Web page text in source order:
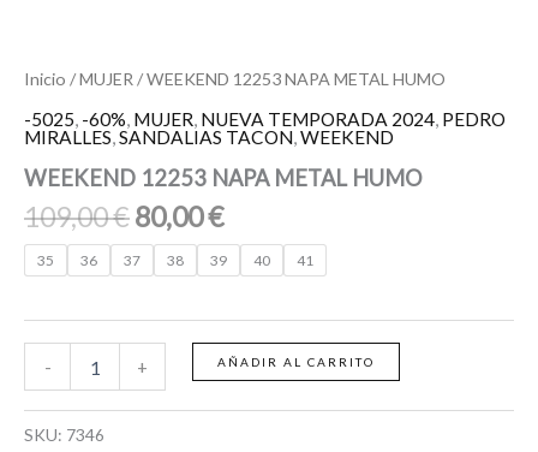
Inicio /MUJER / WEEKEND 12253 NAPA METAL HUMO
-5025, -60%, MUJER, NUEVA TEMPORADA 2024, PEDRO
MIRALLES,SANDALIAS TACON,WEEKEND
WEEKEND 12253 NAPA METAL HUMO
109,00€80,00€
35 36 37 38 39 40 41
- + AÑADIR AL CARRITO
SKU: 7346